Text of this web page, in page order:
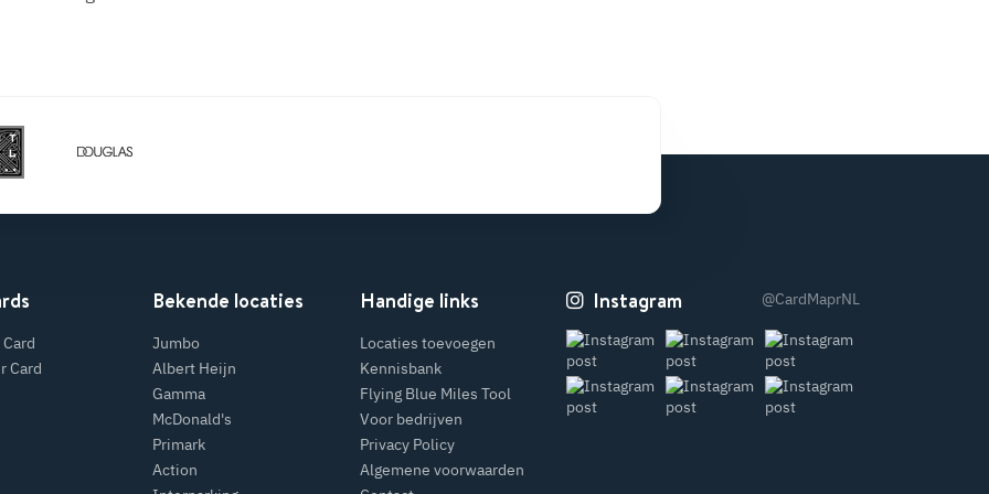
Card
Bekende locaties
Jumbo
Albert Heijn
Gamma
McDonald's
Primark
Action
Handige links
Locaties toevoegen
Kennisbank
Flying Blue Miles Tool
Voor bedrijven
Privacy Policy
Algemene voorwaarden
Instagram @CardMaprNL